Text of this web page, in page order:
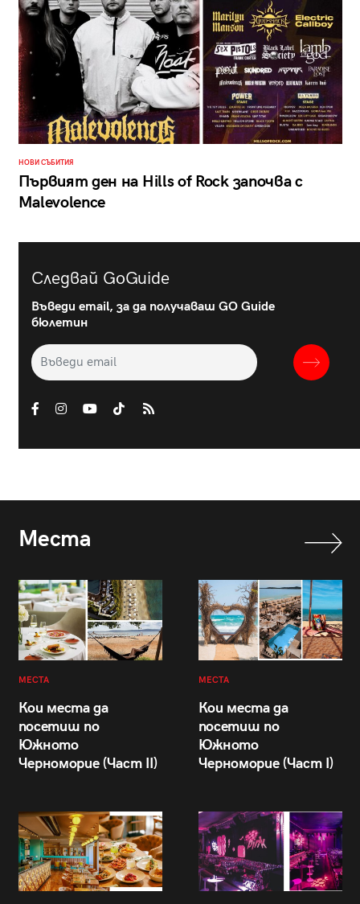
НОВИ СЪБИТИЯ
Първият ден на Hills of Rock започва с
Malevolence
Следвай GoGuide
Въведи email, за да получаваш GO Guide
бюлетин
Места
МЕСТА
Кои места да
посетиш по
Южното
Черноморие (Част II)
МЕСТА
Кои места да
посетиш по
Южното
Черноморие (Част I)